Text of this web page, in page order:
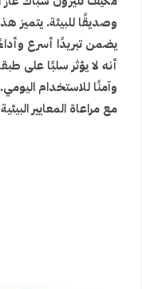
وصديقًا للبيئة. يتميز
يضمن تبريدًا أسرع
أنه لا يؤثر سلبًا على
وآمنًا للاستخدام
مع مراعاة المعايير